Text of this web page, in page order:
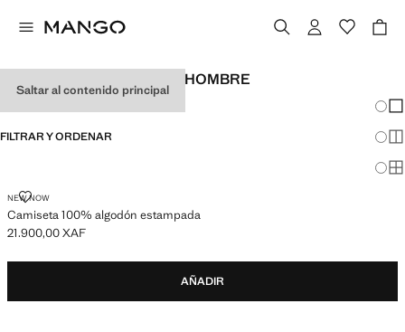
Saltar al contenido principal
CAMISETAS RELAXED DE HOMBRE
FILTRAR Y ORDENAR
NEW NOW
Camiseta 100% algodón estampada
CAMISETA 100% ALGODÓN ESTAMPADA
Precio actual [21.900,00 XAF ]
21.900,00 XAF
AÑADIR